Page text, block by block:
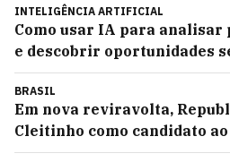
INTELIGÊNCIA ARTIFICIAL
Como usar IA para analisar
e descobrir oportunidades
BRASIL
Em nova reviravolta,
Cleitinho como candidato